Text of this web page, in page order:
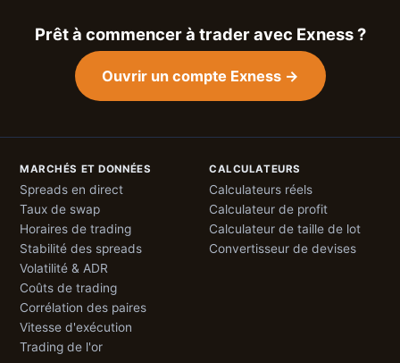
Prêt à commencer à trader avec Exness ?
Ouvrir un compte Exness →
MARCHÉS ET DONNÉES
Spreads en direct
Taux de swap
Horaires de trading
Stabilité des spreads
Volatilité & ADR
Coûts de trading
Corrélation des paires
Vitesse d'exécution
Trading de l'or
CALCULATEURS
Calculateurs réels
Calculateur de profit
Calculateur de taille de lot
Convertisseur de devises